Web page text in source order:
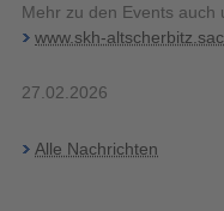
Mehr zu den Events auch
www.skh-
27.02.2026
Alle Nachrichten